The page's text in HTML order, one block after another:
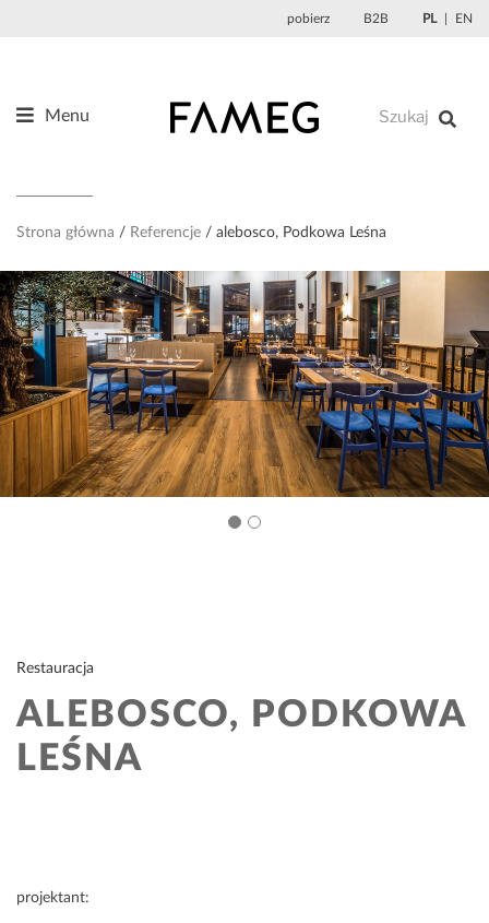
pobierz B2B PL EN
Menu
O nas
Projektanci
Referencje
Aktualności
Kontakt
Sklep
Strona główna Referencje alebosco, Podkowa Leśna
Restauracja
ALEBOSCO, PODKOWA
LEŚNA
projektant: